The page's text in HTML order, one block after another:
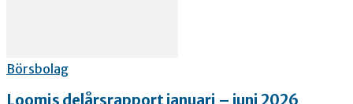
Börsbolag
Loomis delårsrapport januari – juni 2026